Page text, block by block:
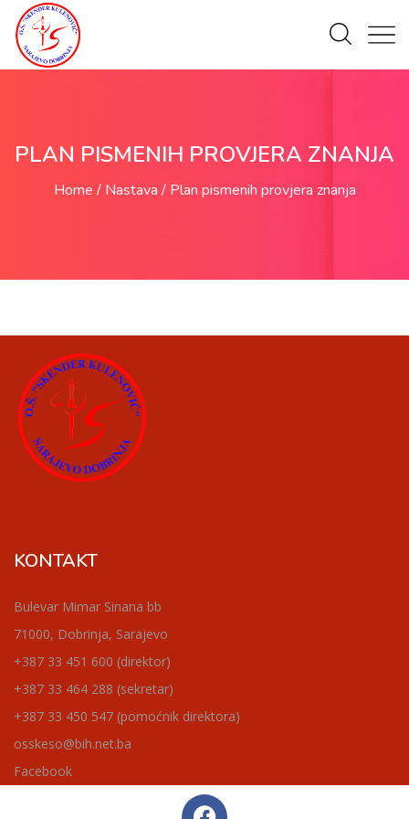
PLAN PISMENIH PROVJERA ZNANJA
Home Nastava Plan pismenih provjera znanja
KONTAKT
Bulevar Mimar Sinana bb
71000, Dobrinja, Sarajevo
+387 33 451 600 (direktor)
+387 33 464 288 (sekretar)
+387 33 450 547 (pomoćnik direktora)
osskeso@bih.net.ba
Facebook